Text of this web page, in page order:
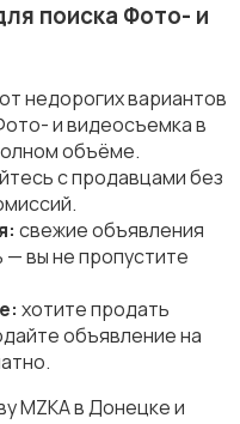
поиска Фото- и
от недорогих вариантов
и видеосъемка в
объёме.
с продавцами без
свежие объявления
вы не пропустите
хотите продать
объявление на
MZKA в Донецке и